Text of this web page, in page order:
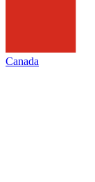
Canada